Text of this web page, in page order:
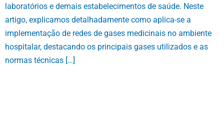
laboratórios e demais estabelecimentos de saúde. Neste
artigo, explicamos detalhadamente como aplica-se a
implementação de redes de gases medicinais no ambiente
hospitalar, destacando os principais gases utilizados e as
normas técnicas […]